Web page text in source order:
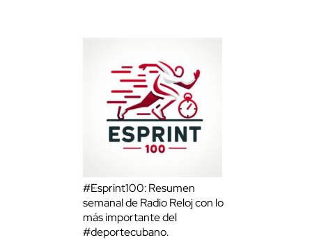
#Esprint100: Resumen
semanal de Radio Reloj con lo
más importante del
#deportecubano.